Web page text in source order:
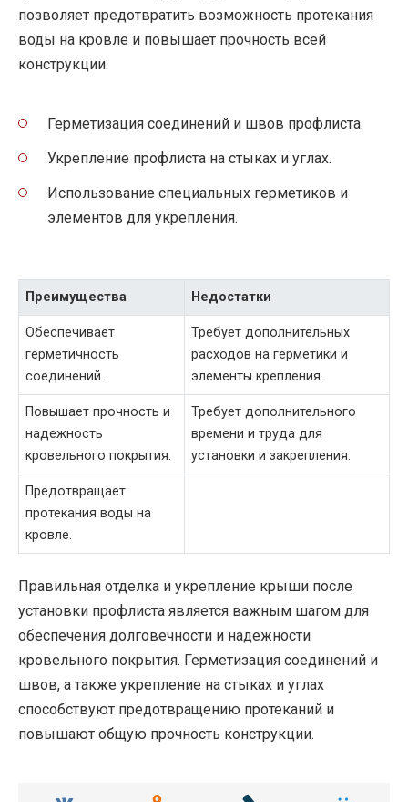
позволяет предотвратить возможность протекания
воды на кровле и повышает прочность всей
конструкции.
Герметизация соединений и швов профлиста.
Укрепление профлиста на стыках и углах.
Использование специальных герметиков и
элементов для укрепления.
Преимущества Недостатки
Обеспечивает
герметичность
соединений.
Требует дополнительных
расходов на герметики и
элементы крепления.
Повышает прочность и
надежность
кровельного покрытия.
Требует дополнительного
времени и труда для
установки и закрепления.
Предотвращает
протекания воды на
кровле.
Правильная отделка и укрепление крыши после
установки профлиста является важным шагом для
обеспечения долговечности и надежности
кровельного покрытия. Герметизация соединений и
швов, а также укрепление на стыках и углах
способствуют предотвращению протеканий и
повышают общую прочность конструкции.